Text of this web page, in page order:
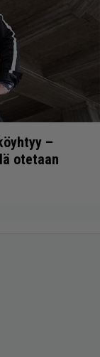
–
otetaan